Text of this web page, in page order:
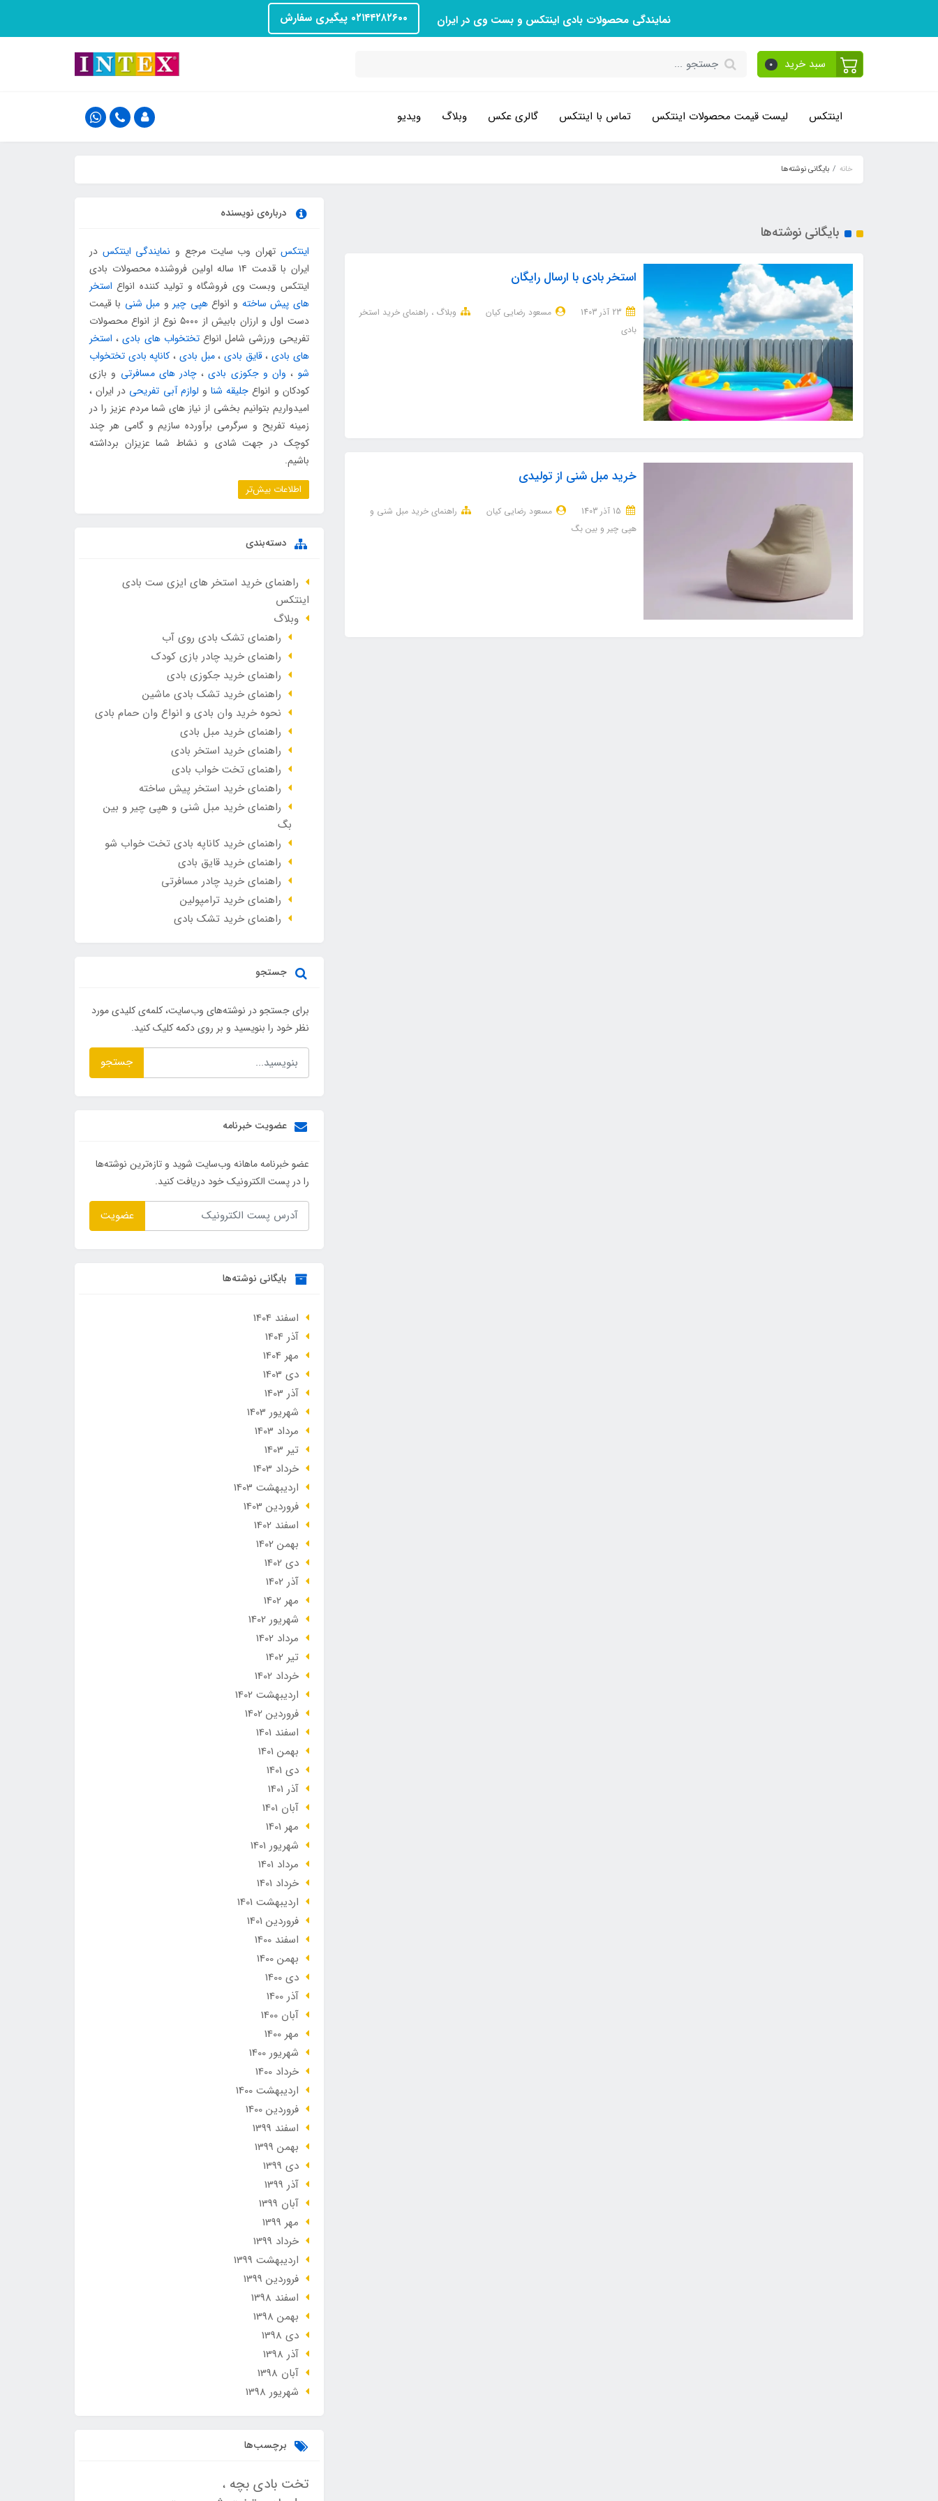
نمایندگی محصولات بادی اینتکس و بست وی در ایران ۰۲۱۴۴۲۸۲۶۰۰ پیگیری سفارش
سبد خرید 0
اینتکس لیست قیمت محصولات اینتکس تماس با اینتکس گالری عکس وبلاگ ویدیو
خانه بایگانی نوشته‌ها
بایگانی نوشته‌ها
استخر بادی با ارسال رایگان
مسعود رضایی کیان وبلاگ
راهنمای خرید استخر
بادی
خرید مبل شنی از تولیدی
مسعود رضایی کیان
راهنمای خرید مبل شنی و
هپی چیر و بین بگ
درباره‌ی نویسنده
اینتکس تهران وب سایت مرجع و نمایندگی اینتکس در
ایران با قدمت ۱۴ ساله اولین فروشنده محصولات بادی
اینتکس وبست وی فروشگاه و تولید کننده انواع استخر
های پیش ساخته و انواعهپی چیر و مبل شنی با قیمت
دست اول و ارزان بابیش از ۵۰۰۰ نوع از انواع محصولات
تفریحی ورزشی شامل انواعتختخواب های بادی، استخر
های بادی،قایق بادی ،مبل بادی ، کاناپه بادی تختخواب
شو ، وان و جکوزی بادی،چادر های مسافرتی و بازی
کودکان و انواع جلیقه شناو لوازم آبی تفریحی در ایران ،
امیدواریم بتوانیم بخشی از نیاز های شما مردم عزیز را در
زمینه تفریح و سرگرمی برآورده سازیم و گامی هر چند
کوچک در جهت شادی و نشاط شما عزیزان برداشته
باشیم.
اطلاعات بیش‌تر
دسته‌بندی
راهنمای خرید استخر های ایزی ست بادی
اینتکس
وبلاگ
راهنمای تشک بادی روی آب
راهنمای خرید چادر بازی کودک
راهنمای خرید جکوزی بادی
راهنمای خرید تشک بادی ماشین
نحوه خرید وان بادی و انواع وان حمام بادی
راهنمای خرید مبل بادی
راهنمای خرید استخر بادی
راهنمای تخت خواب بادی
راهنمای خرید استخر پیش ساخته
راهنمای خرید مبل شنی و هپی چیر و بین
بگ
راهنمای خرید کاناپه بادی تخت خواب شو
راهنمای خرید قایق بادی
راهنمای خرید چادر مسافرتی
راهنمای خرید ترامپولین
راهنمای خرید تشک بادی
جستجو
برای جستجو در نوشته‌های وب‌سایت، کلمه‌ی کلیدی مورد
نظر خود را بنویسید و بر روی دکمه کلیک کنید.
جستجو
عضویت خبرنامه
عضو خبرنامه ماهانه وب‌سایت شوید و تازه‌ترین نوشته‌ها
را در پست الکترونیک خود دریافت کنید.
عضویت
بایگانی نوشته‌ها
اسفند 1404
آذر 1404
مهر 1404
دی 1403
آذر 1403
شهریور 1403
مرداد 1403
تير 1403
خرداد 1403
ارديبهشت 1403
فروردین 1403
اسفند 1402
بهمن 1402
دی 1402
آذر 1402
مهر 1402
شهریور 1402
مرداد 1402
تير 1402
خرداد 1402
ارديبهشت 1402
فروردین 1402
اسفند 1401
بهمن 1401
دی 1401
آذر 1401
آبان 1401
مهر 1401
شهریور 1401
مرداد 1401
خرداد 1401
ارديبهشت 1401
فروردین 1401
اسفند 1400
بهمن 1400
دی 1400
آذر 1400
آبان 1400
مهر 1400
شهریور 1400
خرداد 1400
ارديبهشت 1400
فروردین 1400
اسفند 1399
بهمن 1399
دی 1399
آذر 1399
آبان 1399
مهر 1399
خرداد 1399
ارديبهشت 1399
فروردین 1399
اسفند 1398
بهمن 1398
دی 1398
آذر 1398
آبان 1398
شهریور 1398
برچسب‌ها
تخت بادی بچه